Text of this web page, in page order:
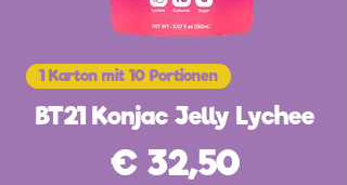
1 Karton mit 10 Portionen
BT21 Konjac Jelly Lychee
Preis
€ 32,50